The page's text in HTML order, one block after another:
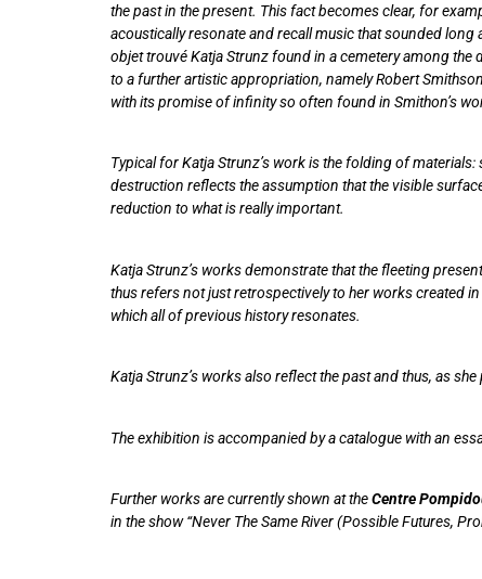
the past in the present. This fact becomes clear, for
acoustically resonate and recall music that sounded
objet trouvé Katja Strunz found in a cemetery among
to a further artistic appropriation, namely Robert
with its promise of infinity so often found in Smithon’s
Typical for Katja Strunz’s work is the folding of
destruction reflects the assumption that the visible
reduction to what is really important.
Katja Strunz’s works demonstrate that the fleeting
thus refers not just retrospectively to her works created
which all of previous history resonates.
Katja Strunz’s works also reflect the past and thus, as
The exhibition is accompanied by a catalogue with an
Further works are currently shown at theCentre
in the show “Never The Same River (Possible Futures,